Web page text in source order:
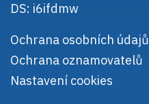
DS: i6ifdmw
Ochrana osobních údajů
Ochrana oznamovatelů
Nastavení cookies